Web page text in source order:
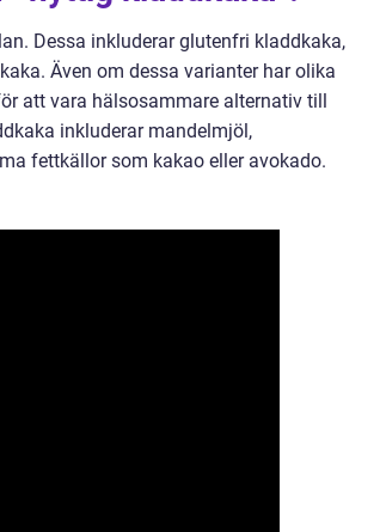
Dessa inkluderar glutenfri kladdkaka,
Även om dessa varianter har olika
att vara hälsosammare alternativ till
inkluderar mandelmjöl,
fettkällor som kakao eller avokado.